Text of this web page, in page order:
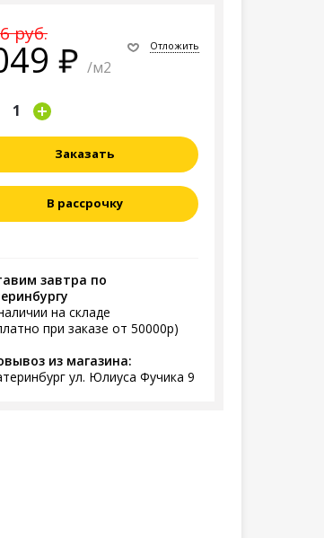
руб.
/м2
Отложить
Заказать
В рассрочку
завтра по
на складе
при заказе от 50000р)
из магазина:
ул. Юлиуса Фучика 9